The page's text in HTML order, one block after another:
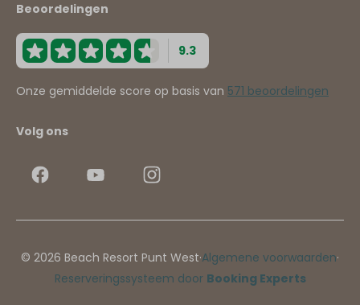
Beoordelingen
9.3
Onze gemiddelde score op basis van 571 beoordelingen
Volg ons
© 2026 Beach Resort Punt West·Algemene voorwaarden·
Reserveringssysteem door Booking Experts